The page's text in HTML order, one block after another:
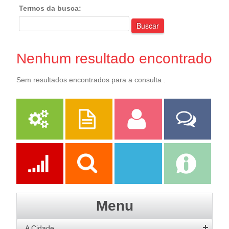
Termos da busca:
Buscar
Nenhum resultado encontrado
Sem resultados encontrados para a consulta .
Serviços Publicações Servidor
Fale Com a
Prefeitura
Menu